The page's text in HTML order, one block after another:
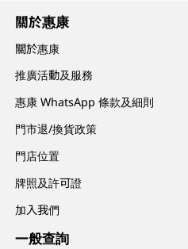
關於惠康
關於惠康
推廣活動及服務
惠康 WhatsApp 條款及細則
門市退/換貨政策
門店位置
牌照及許可證
加入我們
一般查詢